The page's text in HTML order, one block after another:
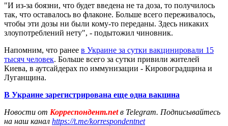
"И из-за боязни, что будет введена не та доза, то получилось
так, что оставалось во флаконе. Больше всего переживалось,
чтобы эти дозы ни были кому-то переданы. Здесь никаких
злоупотреблений нету", - подытожил чиновник.
Напомним, что ранее в Украине за сутки вакцинировали 15
тысяч человек. Больше всего за сутки привили жителей
Киева, в аутсайдерах по иммунизации - Кировоградщина и
Луганщина.
В Украине зарегистрирована еще одна вакцина
Новости от Корреспондент.netв Telegram. Подписывайтесь
на наш канал https://t.me/korrespondentnet